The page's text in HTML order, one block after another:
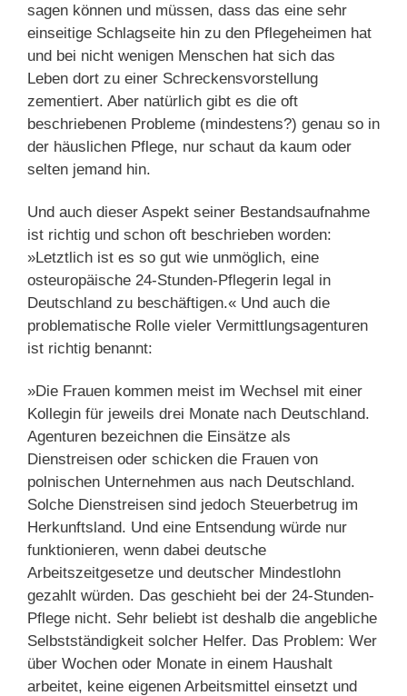
sagen können und müssen, dass das eine sehr
einseitige Schlagseite hin zu den Pflegeheimen hat
und bei nicht wenigen Menschen hat sich das
Leben dort zu einer Schreckensvorstellung
zementiert. Aber natürlich gibt es die oft
beschriebenen Probleme (mindestens?) genau so in
der häuslichen Pflege, nur schaut da kaum oder
selten jemand hin.
Und auch dieser Aspekt seiner Bestandsaufnahme
ist richtig und schon oft beschrieben worden:
»Letztlich ist es so gut wie unmöglich, eine
osteuropäische 24-Stunden-Pflegerin legal in
Deutschland zu beschäftigen.« Und auch die
problematische Rolle vieler Vermittlungsagenturen
ist richtig benannt:
»Die Frauen kommen meist im Wechsel mit einer
Kollegin für jeweils drei Monate nach Deutschland.
Agenturen bezeichnen die Einsätze als
Dienstreisen oder schicken die Frauen von
polnischen Unternehmen aus nach Deutschland.
Solche Dienstreisen sind jedoch Steuerbetrug im
Herkunftsland. Und eine Entsendung würde nur
funktionieren, wenn dabei deutsche
Arbeitszeitgesetze und deutscher Mindestlohn
gezahlt würden. Das geschieht bei der 24-Stunden-
Pflege nicht. Sehr beliebt ist deshalb die angebliche
Selbstständigkeit solcher Helfer. Das Problem: Wer
über Wochen oder Monate in einem Haushalt
arbeitet, keine eigenen Arbeitsmittel einsetzt und